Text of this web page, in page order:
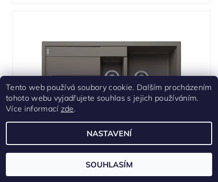
Blanco METRA 6 S Silgranit šedá vulkan
Tento web používá soubory cookie. Dalším procházením
tohoto webu vyjadřujete souhlas s jejich používáním.
Více informací zde.
NASTAVENÍ
SOUHLASÍM